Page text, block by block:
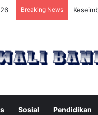
Breaking News
Sosial Pendidikan